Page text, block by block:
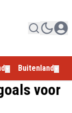
Buitenland
voor